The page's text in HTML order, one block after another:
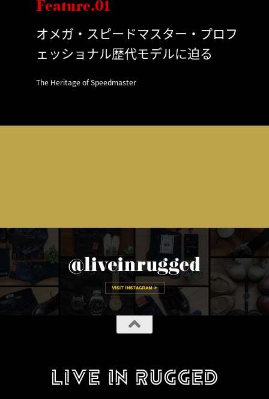
Feature.01
オメガ・スピードマスター・プロフ
ェッショナル歴代モデルに迫る
The Heritage of Speedmaster